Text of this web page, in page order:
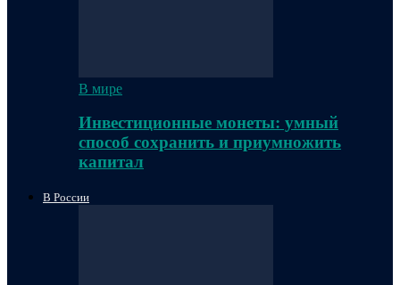
В мире
Инвестиционные монеты: умный
способ сохранить и приумножить
капитал
В России